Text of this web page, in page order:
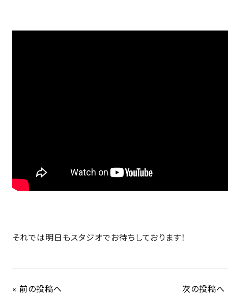
それでは明日もスタジオでお待ちしております！
« 前の投稿へ 次の投稿へ